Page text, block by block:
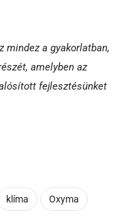
mindez a gyakorlatban,
amelyben az
fejlesztésünket
klíma Oxyma